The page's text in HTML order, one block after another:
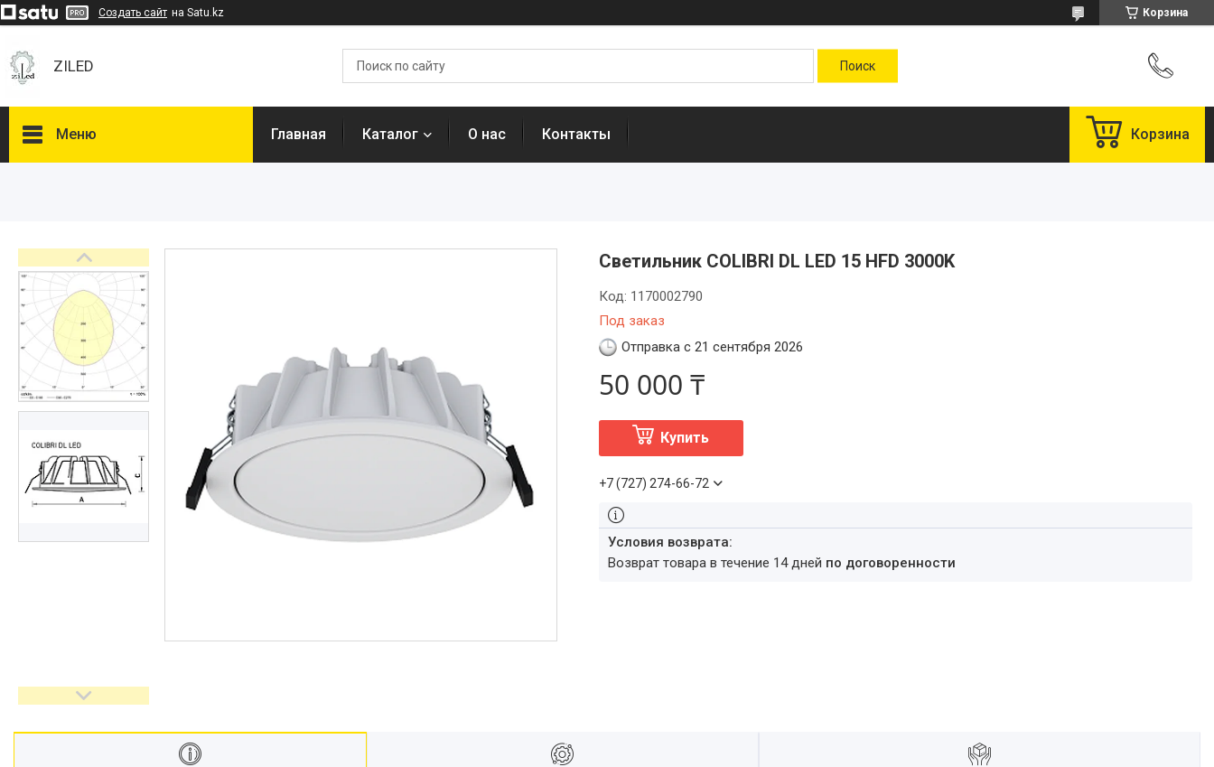
Создать сайт на Satu.kz Корзина
ZILED
Меню
ФАРЛАЙТ
NLCO
INNOLUX
О нас
Отзывы
Главная Каталог О нас Контакты Корзина
Светильник COLIBRI DL LED 15 HFD 3000K
Под заказ
Код: 1170002790
Отправка с 21 сентября 2026
50 000 ₸
Купить
+7 (727) 274-66-72
возврат товара в течение 14 дней по договоренности